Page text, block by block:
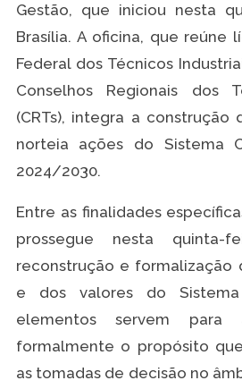
Gestão, que iniciou nesta
Brasília. A oficina, que reúne
Federal dos Técnicos
Conselhos Regionais dos
(CRTs), integra a
norteia ações do Sistema
2024/2030.
Entre as finalidades
prossegue nesta quinta-
reconstrução e formalização
e dos valores do Sistema
elementos servem para
formalmente o propósito
as tomadas de decisão no